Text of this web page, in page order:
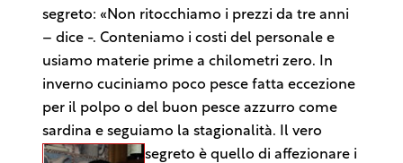
segreto: «Non ritocchiamo i prezzi da tre anni
– dice -. Conteniamo i costi del personale e
usiamo materie prime a chilometri zero. In
inverno cuciniamo poco pesce fatta eccezione
per il polpo o del buon pesce azzurro come
sardina e seguiamo la stagionalità. Il vero
segreto è quello di affezionare i